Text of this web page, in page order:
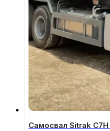
Самосвал Sitrak